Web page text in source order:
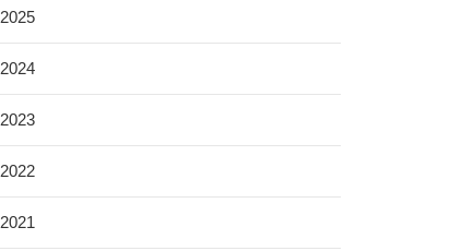
2025
2024
2023
2022
2021